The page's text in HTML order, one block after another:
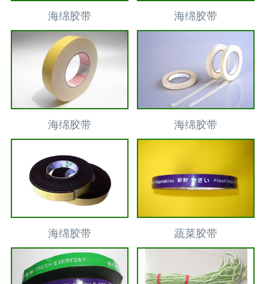
海绵胶带 海绵胶带
海绵胶带 海绵胶带
海绵胶带 蔬菜胶带